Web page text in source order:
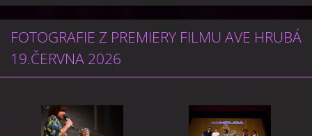
FOTOGRAFIE Z PREMIERY FILMU AVE HRUBÁ
19.ČERVNA 2026